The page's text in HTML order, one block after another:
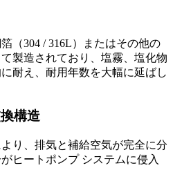
（304 / 316L）またはその他の
製造されており、塩霧、塩化物
耐え、耐用年数を大幅に延ばし
構造
り、排気と補給空気が完全に分
ヒートポンプ システムに侵入